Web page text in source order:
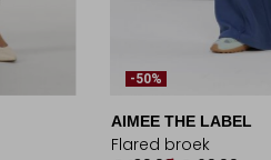
-50%
AIMEE THE LABEL
Flared broek